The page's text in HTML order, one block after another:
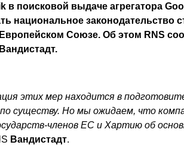
в поисковой выдаче агрегатора
национальное законодательство
Союзе. Об этом RNS
этих мер находится в
существу. Но мы ожидаем, что
членов ЕС и Хартию об
Вандистадт.